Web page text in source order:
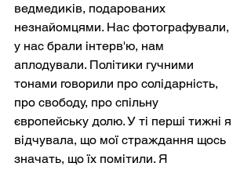
ведмедиків, подарованих
незнайомцями. Нас фотографували,
у нас брали інтерв'ю, нам
аплодували. Політики гучними
тонами говорили про солідарність,
про свободу, про спільну
європейську долю. У ті перші тижні я
відчувала, що мої страждання щось
значать, що їх помітили. Я